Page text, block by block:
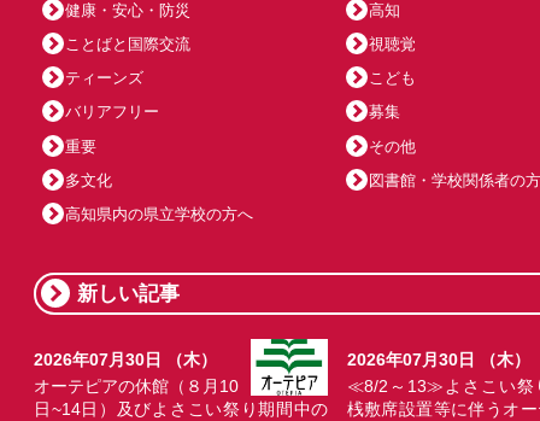
健康・安心・防災
高知
ことばと国際交流
視聴覚
ティーンズ
こども
バリアフリー
募集
重要
その他
多文化
図書館・学校関係者の
高知県内の県立学校の方へ
新しい記事
2026年07月30日 （木）
オーテピアの休館（８月10
日~14日）及びよさこい祭り期間中の
2026年07月30日 （木）
≪8/2～13≫よさこい祭
桟敷席設置等に伴うオ